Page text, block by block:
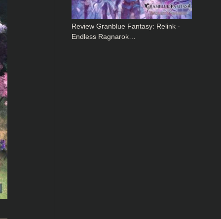
Review Granblue Fantasy: Relink -
Endless Ragnarok…